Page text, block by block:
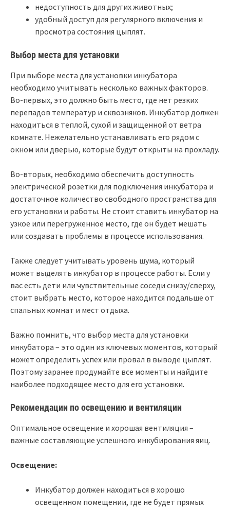
недоступность для других животных;
удобный доступ для регулярного включения и
просмотра состояния цыплят.
Выбор места для установки
При выборе места для установки инкубатора
необходимо учитывать несколько важных факторов.
Во-первых, это должно быть место, где нет резких
перепадов температур и сквозняков. Инкубатор должен
находиться в теплой, сухой и защищенной от ветра
комнате. Нежелательно устанавливать его рядом с
окном или дверью, которые будут открыты на прохладу.
Во-вторых, необходимо обеспечить доступность
электрической розетки для подключения инкубатора и
достаточное количество свободного пространства для
его установки и работы. Не стоит ставить инкубатор на
узкое или перегруженное место, где он будет мешать
или создавать проблемы в процессе использования.
Также следует учитывать уровень шума, который
может выделять инкубатор в процессе работы. Если у
вас есть дети или чувствительные соседи снизу/сверху,
стоит выбрать место, которое находится подальше от
спальных комнат и мест отдыха.
Важно помнить, что выбор места для установки
инкубатора – это один из ключевых моментов, который
может определить успех или провал в выводе цыплят.
Поэтому заранее продумайте все моменты и найдите
наиболее подходящее место для его установки.
Рекомендации по освещению и вентиляции
Оптимальное освещение и хорошая вентиляция –
важные составляющие успешного инкубирования яиц.
Освещение:
Инкубатор должен находиться в хорошо
освещенном помещении, где не будет прямых